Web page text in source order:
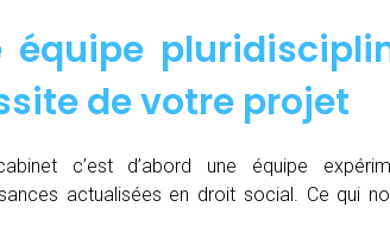
équipe
de votre projet
c’est d’abord une équipe
actualisées en droit social. Ce qui